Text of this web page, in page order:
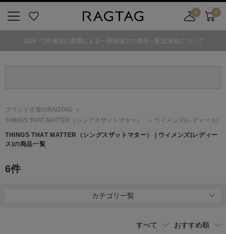
気
0
舗
カ
0
2026.7.29 地震の影響による一部地域での集荷・配送遅延について
ブランド古着のRAGTAG
THINGS THAT MATTER （シングスザットマター） ウィメンズ(レディース)
THINGS THAT MATTER （シングスザットマター）
| ウィメンズ(レディー
ス)の商品一覧
6件
カテゴリ一覧